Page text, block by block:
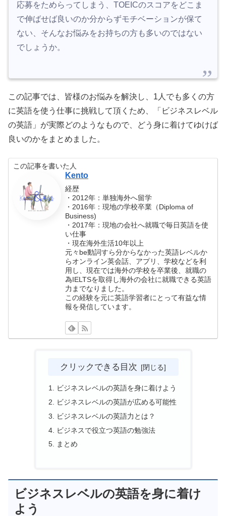
応募をためらってしまう、TOEICのスコアをどこま
で伸ばせば良いのか分からずモチベーションが保て
ない、そんなお悩みをお持ちの方も多いのではない
でしょうか。
この記事では、皆様のお悩みを解決し、1人でも多くの方
に英語を使う仕事に挑戦して頂くため、「ビジネスレベル
の英語」が実際どのようなもので、どう身に着けてゆけば
良いのかをまとめました。
この記事を書いた人
Kento
経歴
・2012年：単独海外へ留学
・2016年：現地の学校卒業（Diploma of
Business)
・2017年：現地の会社へ就職で毎日英語を使
い仕事
・現在海外生活10年以上
元々be動詞すら分からなかった英語レベルか
らオンライン英会話、アプリ、学校などを利
用し、現在では海外の学校を卒業後、就職の
為IELTSを取得し海外の会社に就職できる英語
力までなりました。
この経験を元に英語学習者にとって有益な情
報を発信しています。
クリックできる目次
ビジネスレベルの英語を身に着けよう
ビジネスレベルの英語が広める可能性
ビジネスレベルの英語力とは？
ビジネスで役立つ英語の勉強法
まとめ
ビジネスレベルの英語を身に着け
よう